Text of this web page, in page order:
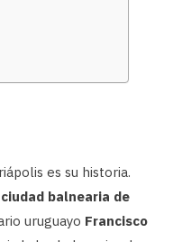
es su historia.
balnearia de
uruguayo Francisco